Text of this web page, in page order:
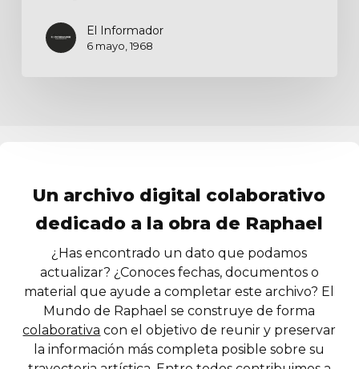
El Informador
6 mayo, 1968
Un archivo digital colaborativo
dedicado a la obra de Raphael
¿Has encontrado un dato que podamos
actualizar? ¿Conoces fechas, documentos o
material que ayude a completar este archivo? El
Mundo de Raphael se construye de forma
colaborativa con el objetivo de reunir y preservar
la información más completa posible sobre su